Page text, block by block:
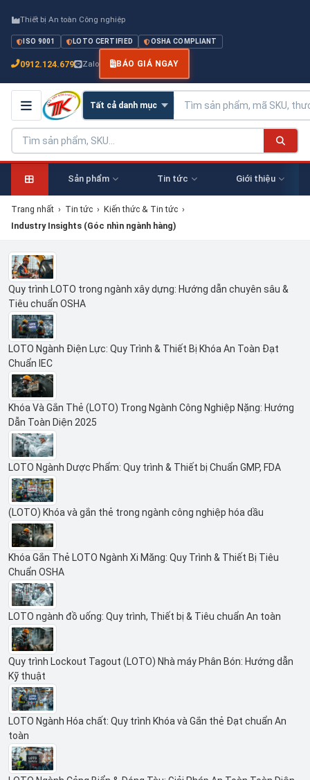
Thiết bị An toàn Công nghiệp
ISO 9001 LOTO CERTIFIED OSHA COMPLIANT
0912.124.679 Zalo BÁO GIÁ NGAY
Sản phẩm Tin tức Giới thiệu
Trang nhất › Tin tức › Kiến thức & Tin tức ›
Industry Insights (Góc nhìn ngành hàng)
Quy trình LOTO trong ngành xây dựng: Hướng dẫn chuyên sâu &
Tiêu chuẩn OSHA
LOTO Ngành Điện Lực: Quy Trình & Thiết Bị Khóa An Toàn Đạt
Chuẩn IEC
Khóa Và Gắn Thẻ (LOTO) Trong Ngành Công Nghiệp Nặng: Hướng
Dẫn Toàn Diện 2025
LOTO Ngành Dược Phẩm: Quy trình & Thiết bị Chuẩn GMP, FDA
(LOTO) Khóa và gắn thẻ trong ngành công nghiệp hóa dầu
Khóa Gắn Thẻ LOTO Ngành Xi Măng: Quy Trình & Thiết Bị Tiêu
Chuẩn OSHA
LOTO ngành đồ uống: Quy trình, Thiết bị & Tiêu chuẩn An toàn
Quy trình Lockout Tagout (LOTO) Nhà máy Phân Bón: Hướng dẫn
Kỹ thuật
LOTO Ngành Hóa chất: Quy trình Khóa và Gắn thẻ Đạt chuẩn An
toàn